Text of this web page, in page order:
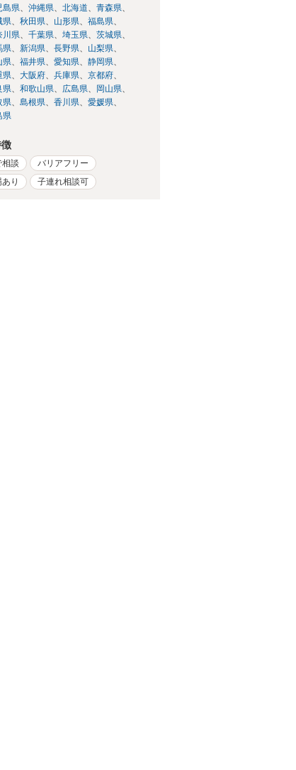
島県 沖縄県 北海道
青森県
県 秋田県 山形県
福島県
川県 千葉県 埼玉県
茨城県
県 新潟県 長野県
山梨県
県 福井県 愛知県
静岡県
県 大阪府 兵庫県
京都府
県 和歌山県 広島県
岡山県
県 島根県 香川県
愛媛県
県
談
バリアフリー
り
子連れ相談可